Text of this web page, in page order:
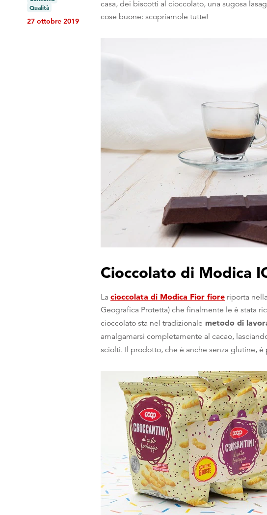
Qualità
27 ottobre 2019
casa, dei biscotti al cioccolato, una sugosa
cose buone: scopriamole tutte!
Cioccolato di Modica
La cioccolata di Modica Fior fiore riporta
Geografica Protetta) che finalmente le è stata
cioccolato sta nel tradizionale metodo di
amalgamarsi completamente al cacao,
sciolti. Il prodotto, che è anche senza glutine,